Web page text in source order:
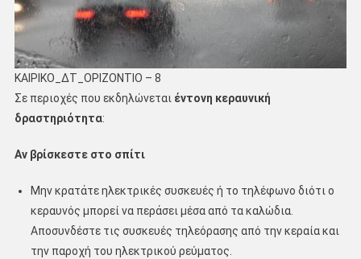
ΚΑΙΡΙΚΟ_ΔΤ_ΟΡΙΖΟΝΤΙΟ – 8
Σε περιοχές που εκδηλώνεται έντονη κεραυνική
δραστηριότητα:
Αν βρίσκεστε στο σπίτι
Μην κρατάτε ηλεκτρικές συσκευές ή το τηλέφωνο διότι ο
κεραυνός μπορεί να περάσει μέσα από τα καλώδια.
Αποσυνδέστε τις συσκευές τηλεόρασης από την κεραία και
την παροχή του ηλεκτρικού ρεύματος.